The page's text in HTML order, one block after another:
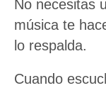
No necesitas
música te
lo respalda.
Cuando